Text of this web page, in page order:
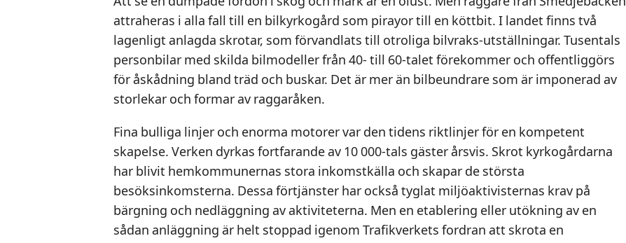
attraheras i alla fall till en bilkyrkogård som pirayor till en köttbit. I landet finns två
lagenligt anlagda skrotar, som förvandlats till otroliga bilvraks-utställningar. Tusentals
personbilar med skilda bilmodeller från 40- till 60-talet förekommer och offentliggörs
för åskådning bland träd och buskar. Det är mer än bilbeundrare som är imponerad av
storlekar och formar av raggaråken.
Fina bulliga linjer och enorma motorer var den tidens riktlinjer för en kompetent
skapelse. Verken dyrkas fortfarande av 10 000-tals gäster årsvis. Skrot kyrkogårdarna
har blivit hemkommunernas stora inkomstkälla och skapar de största
besöksinkomsterna. Dessa förtjänster har också tyglat miljöaktivisternas krav på
bärgning och nedläggning av aktiviteterna. Men en etablering eller utökning av en
sådan anläggning är helt stoppad igenom Trafikverkets fordran att skrota en